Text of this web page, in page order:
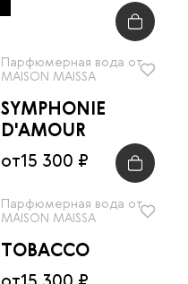
Парфюмерная вода от
MAISON MAISSA
SYMPHONIE
D'AMOUR
от15 300 ₽
Парфюмерная вода от
MAISON MAISSA
TOBACCO